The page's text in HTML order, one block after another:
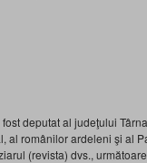
deputat al judeţului
al românilor ardeleni şi al
(revista) dvs.,